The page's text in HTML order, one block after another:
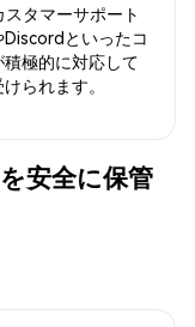
タマーサポート
といったコ
極的に対応して
られます。
安全に保管